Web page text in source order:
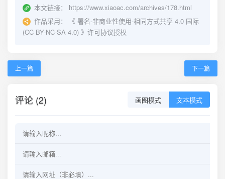
本文链接：
https://www.xiaoac.com/archives/178.html
作品采用：
《 署名-非商业性使用-相同方式共享 4.0 国际
(CC BY-NC-SA 4.0) 》许可协议授权
上一篇 下一篇
评论 (2) 画图模式 文本模式